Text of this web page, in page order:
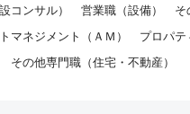
コンサル）
営業職（設備） そ
マネジメント（ＡＭ） プロパテ
その他専門職（住宅・不動産）